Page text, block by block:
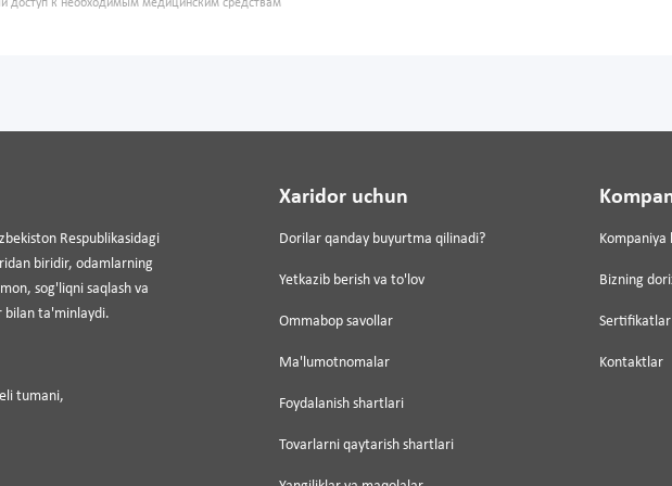
доступ к необходимым медицинским средствам
Respublikasidagi
biridir, odamlarning
sog'liqni saqlash va
bilan ta'minlaydi.
tumani,
Xaridor uchun
Dorilar qanday buyurtma qilinadi?
Yetkazib berish va to'lov
Ommabop savollar
Ma'lumotnomalar
Foydalanish shartlari
Tovarlarni qaytarish shartlari
Kompaniya
Bizning
Sertifikatlar
Kontaktlar